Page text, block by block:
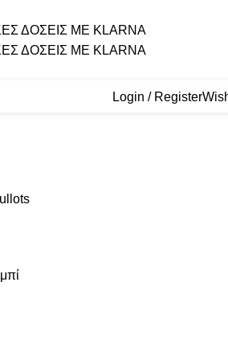
ΔΟΣΕΙΣ ΜΕ KLARNA
ΔΟΣΕΙΣ ΜΕ KLARNA
Login / Register